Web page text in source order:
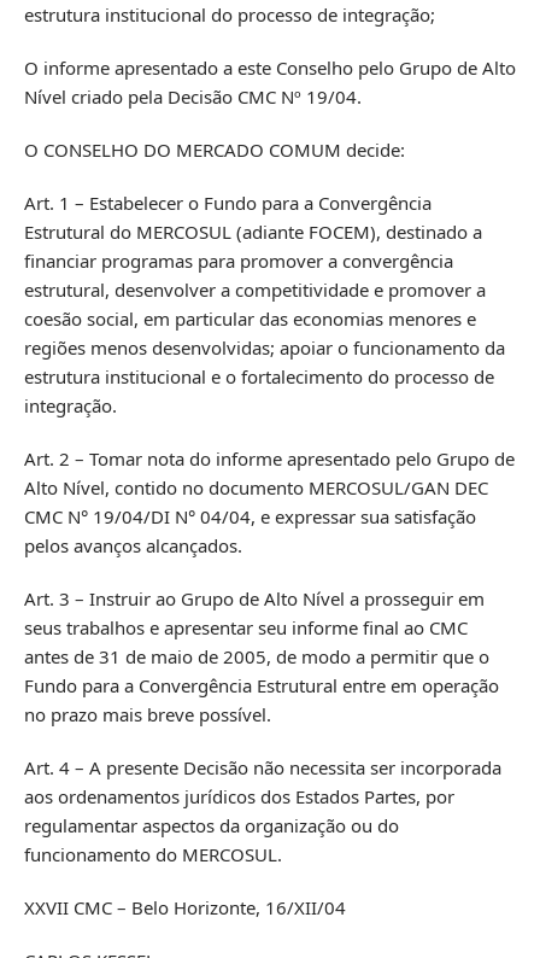
estrutura institucional do processo de integração;
O informe apresentado a este Conselho pelo Grupo de Alto
Nível criado pela Decisão CMC Nº 19/04.
O CONSELHO DO MERCADO COMUM decide:
Art. 1 – Estabelecer o Fundo para a Convergência
Estrutural do MERCOSUL (adiante FOCEM), destinado a
financiar programas para promover a convergência
estrutural, desenvolver a competitividade e promover a
coesão social, em particular das economias menores e
regiões menos desenvolvidas; apoiar o funcionamento da
estrutura institucional e o fortalecimento do processo de
integração.
Art. 2 – Tomar nota do informe apresentado pelo Grupo de
Alto Nível, contido no documento MERCOSUL/GAN DEC
CMC N° 19/04/DI N° 04/04, e expressar sua satisfação
pelos avanços alcançados.
Art. 3 – Instruir ao Grupo de Alto Nível a prosseguir em
seus trabalhos e apresentar seu informe final ao CMC
antes de 31 de maio de 2005, de modo a permitir que o
Fundo para a Convergência Estrutural entre em operação
no prazo mais breve possível.
Art. 4 – A presente Decisão não necessita ser incorporada
aos ordenamentos jurídicos dos Estados Partes, por
regulamentar aspectos da organização ou do
funcionamento do MERCOSUL.
XXVII CMC – Belo Horizonte, 16/XII/04